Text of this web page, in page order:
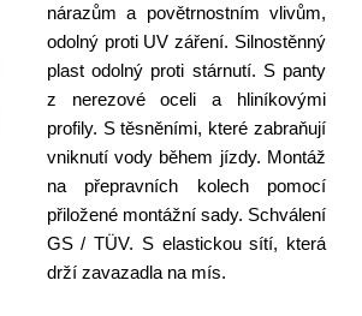
nárazům a povětrnostním vlivům,
odolný proti UV záření. Silnostěnný
plast odolný proti stárnutí. S panty
z nerezové oceli a hliníkovými
profily. S těsněními, které zabraňují
vniknutí vody během jízdy. Montáž
na přepravních kolech pomocí
přiložené montážní sady. Schválení
GS / TÜV. S elastickou sítí, která
drží zavazadla na mís.